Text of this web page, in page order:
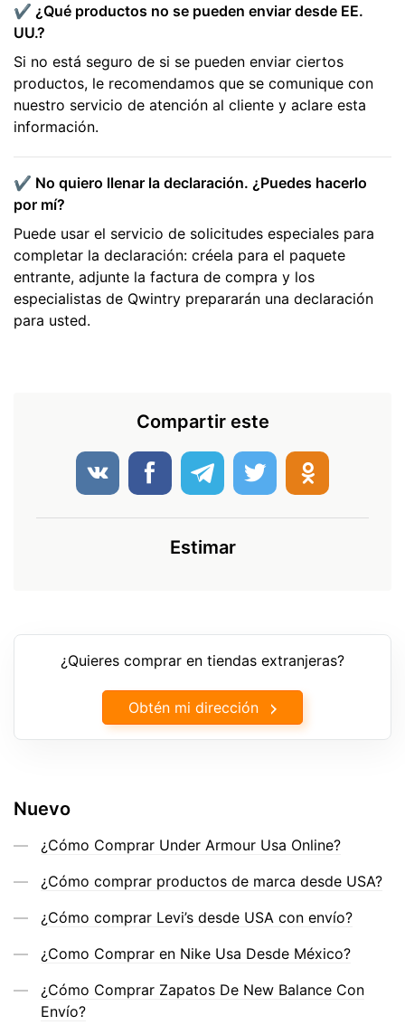
✔️ ¿Qué productos no se pueden enviar desde EE.
UU.?
Si no está seguro de si se pueden enviar ciertos
productos, le recomendamos que se comunique con
nuestro servicio de atención al cliente y aclare esta
información.
✔️ No quiero llenar la declaración. ¿Puedes hacerlo
por mí?
Puede usar el servicio de solicitudes especiales para
completar la declaración: créela para el paquete
entrante, adjunte la factura de compra y los
especialistas de Qwintry prepararán una declaración
para usted.
Compartir este
Estimar
¿Quieres comprar en tiendas extranjeras?
Obtén mi dirección
Nuevo
¿Cómo Comprar Under Armour Usa Online?
¿Cómo comprar productos de marca desde USA?
¿Cómo comprar Levi’s desde USA con envío?
¿Como Comprar en Nike Usa Desde México?
¿Cómo Comprar Zapatos De New Balance Con
Envío?